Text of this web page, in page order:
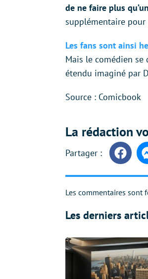
de ne faire plus
supplémentaire pour
Les fans sont ainsi
Mais le comédien
étendu imaginé par
Source : Comicbook
La rédaction
Les commentaires sont
Les derniers